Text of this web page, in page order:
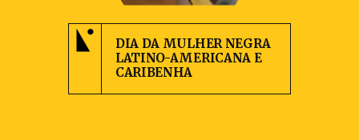
DIA DA MULHER NEGRA
LATINO-AMERICANA E
CARIBENHA